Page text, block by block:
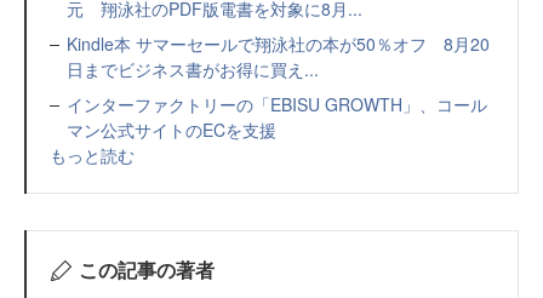
元 翔泳社のPDF版電書を対象に8月...
Kindle本 サマーセールで翔泳社の本が50％オフ 8月20
日までビジネス書がお得に買え...
インターファクトリーの「EBISU GROWTH」、コール
マン公式サイトのECを支援
もっと読む
この記事の著者